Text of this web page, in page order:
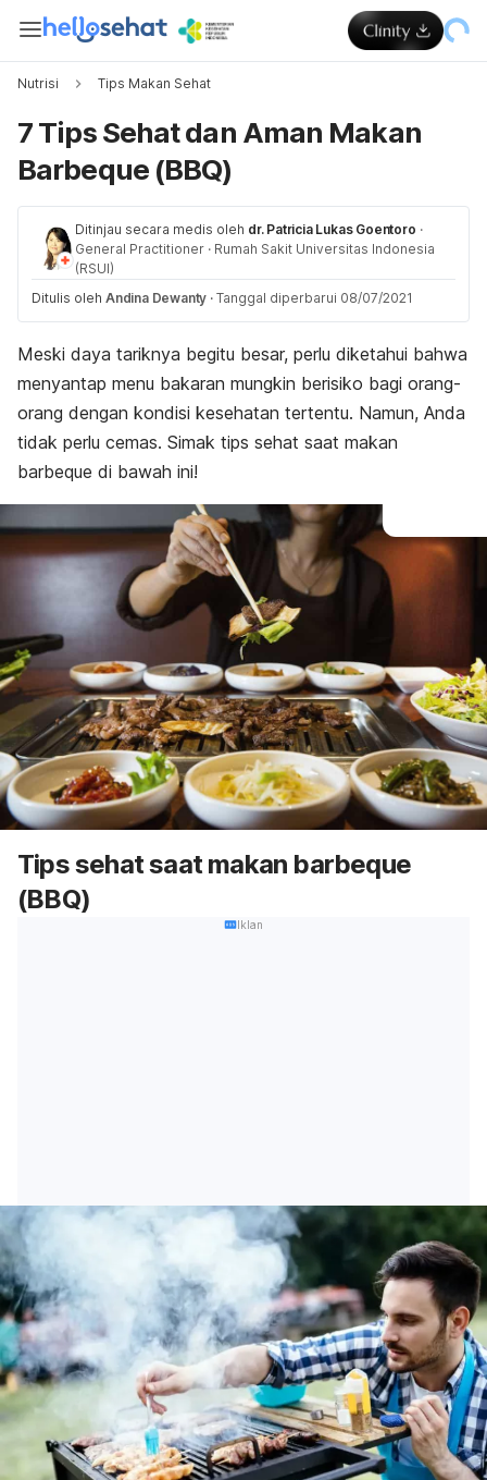
Nutrisi Tips Makan Sehat
7 Tips Sehat dan Aman Makan
Barbeque (BBQ)
Ditinjau secara medis oleh dr. Patricia Lukas Goentoro ·
General Practitioner · Rumah Sakit Universitas Indonesia
(RSUI)
Ditulis oleh Andina Dewanty · Tanggal diperbarui 08/07/2021
Meski daya tariknya begitu besar, perlu diketahui bahwa
menyantap menu bakaran mungkin berisiko bagi orang-
orang dengan kondisi kesehatan tertentu. Namun, Anda
tidak perlu cemas. Simak tips sehat saat makan
barbeque di bawah ini!
Tips sehat saat makan barbeque
(BBQ)
Iklan